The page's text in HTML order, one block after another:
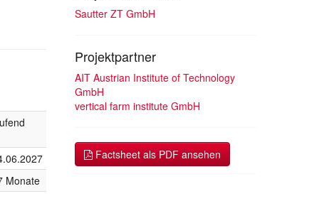
Monate
Sautter ZT GmbH
Projektpartner
AIT Austrian Institute of Technology
GmbH
vertical farm institute GmbH
Factsheet als PDF ansehen